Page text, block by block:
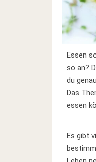
Essen
so an?
du
Das
essen
Es gibt